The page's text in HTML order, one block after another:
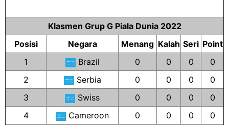
Klasmen Grup G Piala Dunia 2022
Posisi
Negara Menang Kalah Seri Point
1
Brazil 0 0 0
0
2
Serbia 0 0 0
0
3
Swiss 0 0 0
0
4
Cameroon 0 0 0 0